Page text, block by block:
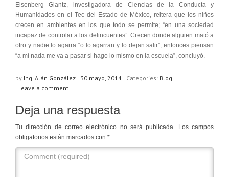
Eisenberg Glantz, investigadora de Ciencias de la Conducta y
Humanidades en el Tec del Estado de México, reitera que los niños
crecen en ambientes en los que todo se permite; “en una sociedad
incapaz de controlar a los delincuentes”. Crecen donde alguien mató a
otro y nadie lo agarra “o lo agarran y lo dejan salir”, entonces piensan
“a mí nada me va a pasar si hago lo mismo en la escuela”, concluyó.
by Ing. Alán González | 30 mayo, 2014 | Categories: Blog
| Leave a comment
Deja una respuesta
Tu dirección de correo electrónico no será publicada.
Los campos
obligatorios están marcados con *